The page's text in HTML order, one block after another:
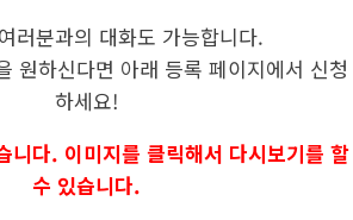
러분과의 대화도 가능합니다.
원하신다면 아래 등록 페이지에서 신청
하세요!
니다. 이미지를 클릭해서 다시보기를 할
수 있습니다.